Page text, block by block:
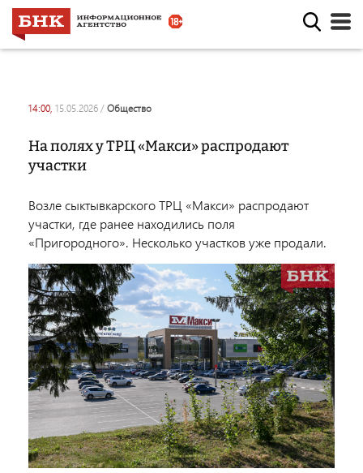
14:00, 15.05.2026 / общество
На полях у ТРЦ «Макси» распродают
участки
Возле сыктывкарского ТРЦ «Макси» распродают
участки, где ранее находились поля
«Пригородного». Несколько участков уже продали.